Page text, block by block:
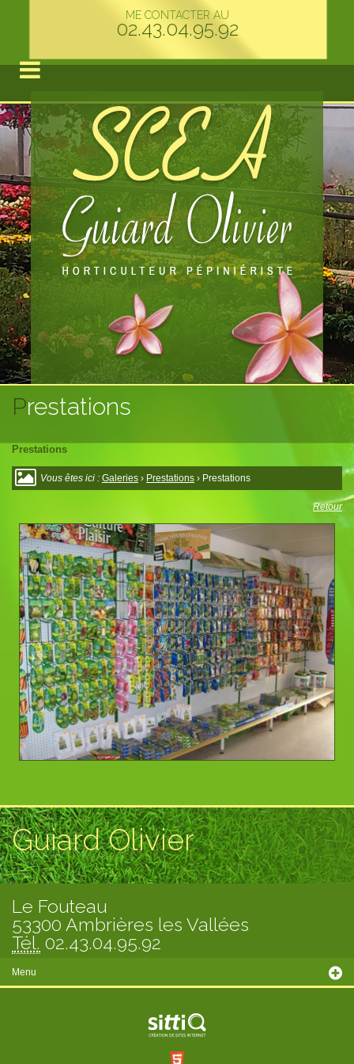
ME CONTACTER AU
02.43.04.95.92
Prestations
Vous êtes ici : Galeries › Prestations › Prestations
Retour
Prestations
Guiard Olivier
Le Fouteau
53300 Ambrières les Vallées
Tél. 02.43.04.95.92
Menu